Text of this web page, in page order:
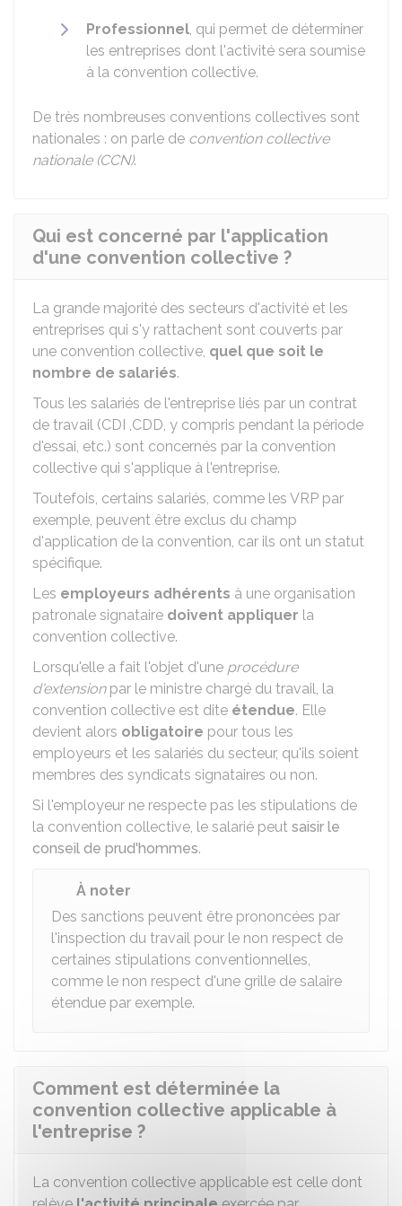
Professionnel, qui permet de déterminer
les entreprises dont l'activité sera soumise
à la convention collective.
De très nombreuses conventions collectives sont
nationales : on parle de convention collective
nationale (CCN).
Qui est concerné par l'application
d'une convention collective ?
La grande majorité des secteurs d'activité et les
entreprises qui s'y rattachent sont couverts par
une convention collective, quel que soit le
nombre de salariés.
Tous les salariés de l'entreprise liés par un contrat
de travail (CDI ,CDD, y compris pendant la période
d'essai, etc.) sont concernés par la convention
collective qui s'applique à l'entreprise.
Toutefois, certains salariés, comme les VRP par
exemple, peuvent être exclus du champ
d'application de la convention, car ils ont un statut
spécifique.
Les employeurs adhérents à une organisation
patronale signataire doivent appliquer la
convention collective.
Lorsqu'elle a fait l'objet d'une procédure
d'extensionpar le ministre chargé du travail, la
convention collective est dite étendue. Elle
devient alors obligatoire pour tous les
employeurs et les salariés du secteur, qu'ils soient
membres des syndicats signataires ou non.
Si l'employeur ne respecte pas les stipulations de
la convention collective, le salarié peut saisir le
conseil de prud'hommes.
À noter
Des sanctions peuvent être prononcées par
l'inspection du travail pour le non respect de
certaines stipulations conventionnelles,
comme le non respect d'une grille de salaire
étendue par exemple.
Comment est déterminée la
convention collective applicable à
l'entreprise ?
La convention collective applicable est celle dont